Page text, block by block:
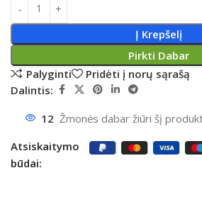
Į Krepšelį
Pirkti Dabar
Palyginti
Pridėti į norų sąrašą
Dalintis:
12 Žmonės dabar žiūri šį
Atsiskaitymo
būdai: